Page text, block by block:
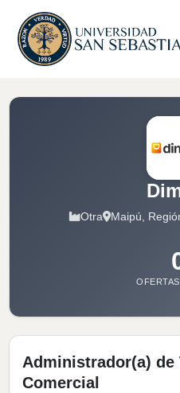
Otra Maipú,
Administrador(a) de
Comercial